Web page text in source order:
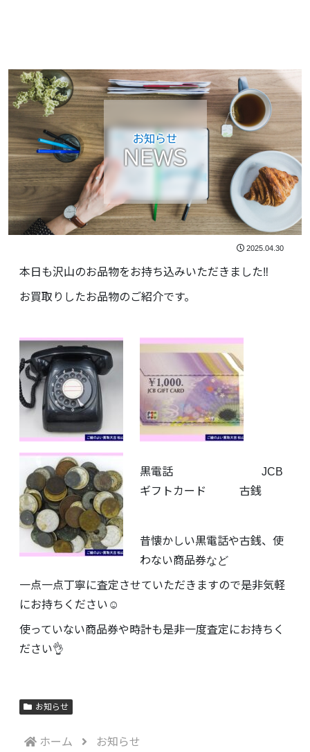
お知らせ
NEWS
2025.04.30
本日も沢山のお品物をお持ち込みいただきました‼️
お買取りしたお品物のご紹介です。
黒電話 JCB
ギフトカード 古銭
昔懐かしい黒電話や古銭、使
わない商品券など
一点一点丁寧に査定させていただきますので是非気軽
にお持ちください☺️
使っていない商品券や時計も是非一度査定にお持ちく
ださい👌
お知らせ
ホーム
お知らせ